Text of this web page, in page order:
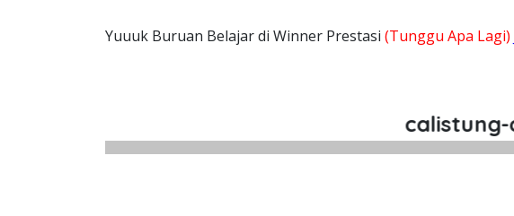
Yuuuk Buruan Belajar di Winner Prestasi (Tunggu Apa Lagi)
calistung-